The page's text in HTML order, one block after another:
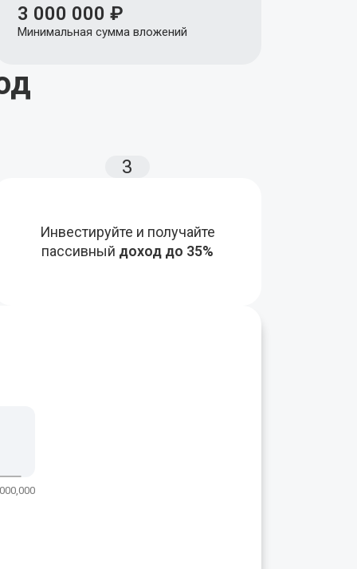
3 000 000 ₽
Минимальная сумма вложений
3
Инвестируйте и получайте
пассивный доход до 35%